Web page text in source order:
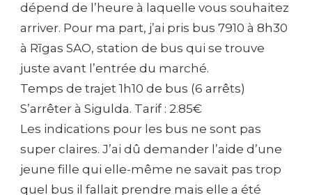
NATIONAL
LA
GAUJA
dépend de l’heure à laquelle vous souhaitez
arriver. Pour ma part, j’ai pris bus 7910 à 8h30
à Rīgas SAO, station de bus qui se trouve
juste avant l’entrée du marché.
Temps de trajet 1h10 de bus (6 arrêts)
S’arrêter à Sigulda. Tarif : 2.85€
Les indications pour les bus ne sont pas
super claires. J’ai dû demander l’aide d’une
jeune fille qui elle-même ne savait pas trop
quel bus il fallait prendre mais elle a été